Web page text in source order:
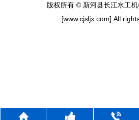
版权所有 © 新河县长江
[www.cjsljx.com] All